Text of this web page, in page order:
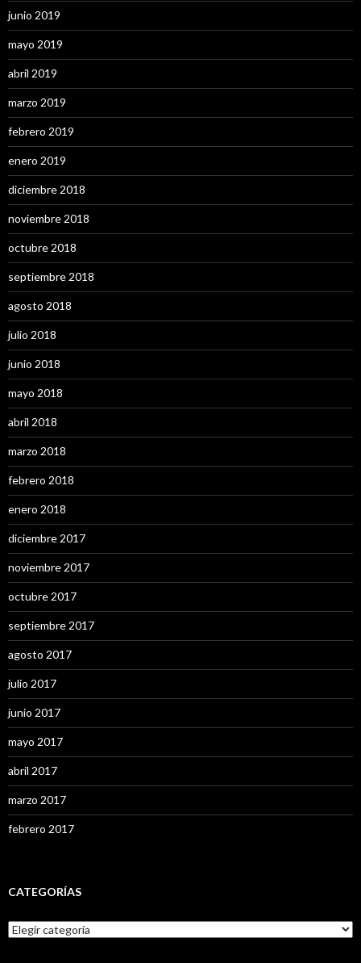
junio 2019
mayo 2019
abril 2019
marzo 2019
febrero 2019
enero 2019
diciembre 2018
noviembre 2018
octubre 2018
septiembre 2018
agosto 2018
julio 2018
junio 2018
mayo 2018
abril 2018
marzo 2018
febrero 2018
enero 2018
diciembre 2017
noviembre 2017
octubre 2017
septiembre 2017
agosto 2017
julio 2017
junio 2017
mayo 2017
abril 2017
marzo 2017
febrero 2017
CATEGORÍAS
C
a